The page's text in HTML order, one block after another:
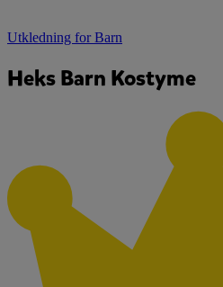
Utkledning for Barn
Heks Barn Kostyme